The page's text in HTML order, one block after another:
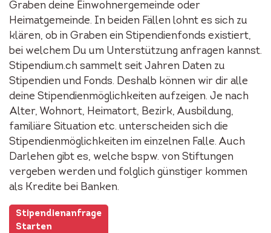
Graben deine Einwohnergemeinde oder
Heimatgemeinde. In beiden Fällen lohnt es sich zu
klären, ob in Graben ein Stipendienfonds existiert,
bei welchem Du um Unterstützung anfragen kannst.
Stipendium.ch sammelt seit Jahren Daten zu
Stipendien und Fonds. Deshalb können wir dir alle
deine Stipendienmöglichkeiten aufzeigen. Je nach
Alter, Wohnort, Heimatort, Bezirk, Ausbildung,
familiäre Situation etc. unterscheiden sich die
Stipendienmöglichkeiten im einzelnen Falle. Auch
Darlehen gibt es, welche bspw. von Stiftungen
vergeben werden und folglich günstiger kommen
als Kredite bei Banken.
Stipendienanfrage
Starten